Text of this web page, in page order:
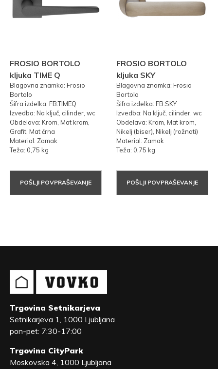
FROSIO BORTOLO
kljuka TIME Q
Blagovna znamka: Frosio
Bortolo
Šifra izdelka: FB.TIMEQ
Izvedba: Na ključ, cilinder, wc
Obdelava: Krom, Mat krom,
Grafit, Mat črna
Material: Zamak
Teža: 0,75 kg
POŠLJI POVPRAŠEVANJE
FROSIO BORTOLO
kljuka SKY
Blagovna znamka: Frosio
Bortolo
Šifra izdelka: FB.SKY
Izvedba: Na ključ, cilinder, wc
Obdelava: Krom, Mat krom,
Nikelj (biser), Nikelj (rožnati)
Material: Zamak
Teža: 0,75 kg
POŠLJI POVPRAŠEVANJE
Trgovina Setnikarjeva
Setnikarjeva 1, 1000 Ljubljana
pon-pet: 7:30-17:00
Trgovina CityPark
Moskovska 4, 1000 Ljubljana